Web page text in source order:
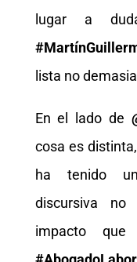
lugar a
lista no
En el lado de
cosa es
ha tenido
discursiva
impacto